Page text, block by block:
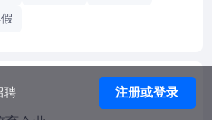
精准定位、职业健康体检系
成、运维闭环服务。 北斗天
水平，荣获国家高新技术企
聘 注册或登录